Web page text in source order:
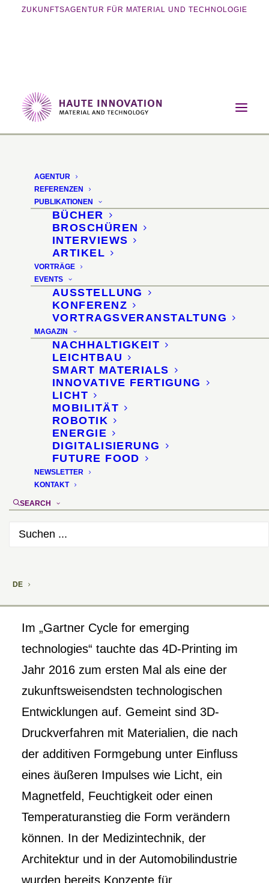
ZUKUNFTSAGENTUR FÜR MATERIAL UND TECHNOLOGIE
AGENTUR
REFERENZEN
PUBLIKATIONEN
BÜCHER
BROSCHÜREN
INTERVIEWS
ARTIKEL
VORTRÄGE
EVENTS
AUSSTELLUNG
KONFERENZ
VORTRAGSVERANSTALTUNG
MAGAZIN
NACHHALTIGKEIT
LEICHTBAU
SMART MATERIALS
INNOVATIVE FERTIGUNG
LICHT
MOBILITÄT
ROBOTIK
ENERGIE
DIGITALISIERUNG
FUTURE FOOD
NEWSLETTER
KONTAKT
SEARCH
DE
Home
Vorträge
4D-Printing und Memory Materials
4D-Printing und
Memory Materials
Eisenwarenmesse 2018 ·
KölnMesse
6. März 2018
Im „Gartner Cycle for emerging
technologies“ tauchte das 4D-Printing im
Jahr 2016 zum ersten Mal als eine der
zukunftsweisendsten technologischen
Entwicklungen auf. Gemeint sind 3D-
Druckverfahren mit Materialien, die nach
der additiven Formgebung unter Einfluss
eines äußeren Impulses wie Licht, ein
Magnetfeld, Feuchtigkeit oder einen
Temperaturanstieg die Form verändern
können. In der Medizintechnik, der
Architektur und in der Automobilindustrie
wurden bereits Konzepte für